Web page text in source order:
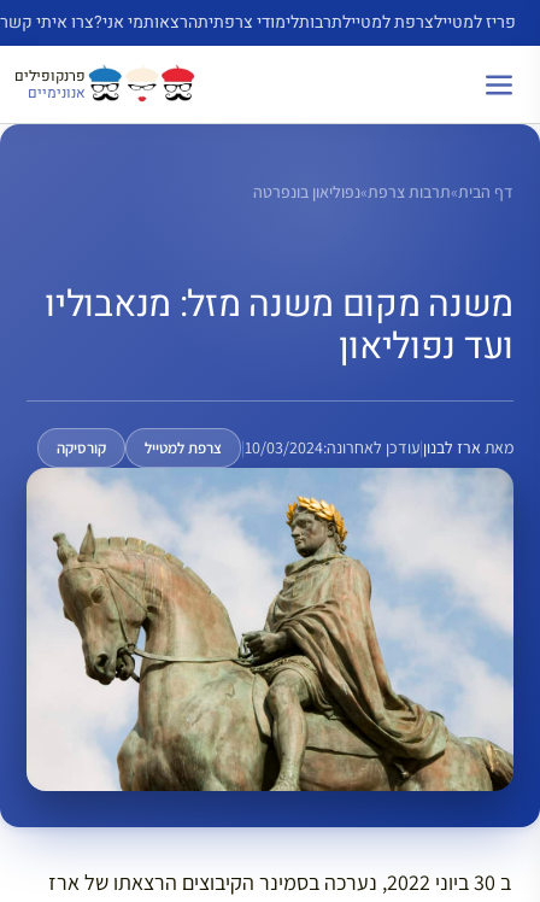
לדלג
לתוכן
פריז למטיילצרפת למטיילתרבותלימודי צרפתיתהרצאותמי אני?צרו איתי קשר
פרנקופילים
אנונימיים
דף הבית»תרבות צרפת»נפוליאון בונפרטה
משנה מקום משנה מזל: מנאבוליו
ועד נפוליאון
מאת ארז לבנון|עודכן לאחרונה:10/03/2024
| צרפת למטייל קורסיקה
ב 30 ביוני 2022, נערכה בסמינר הקיבוצים הרצאתו של ארז